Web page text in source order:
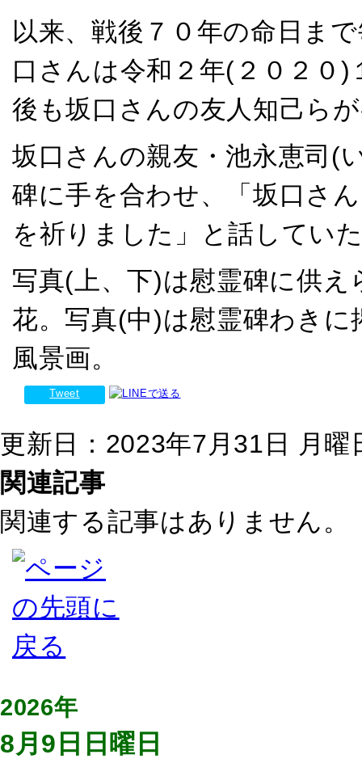
以来、戦後７０年の命日ま
口さんは令和２年(２０２０
後も坂口さんの友人知己ら
坂口さんの親友・池永恵司(
碑に手を合わせ、「坂口さ
を祈りました」と話してい
写真(上、下)は慰霊碑に供
花。写真(中)は慰霊碑わき
風景画。
Tweet
更新日：2023年7月31日 月曜
関連記事
関連する記事はありません。
2026年
8月9日日曜日